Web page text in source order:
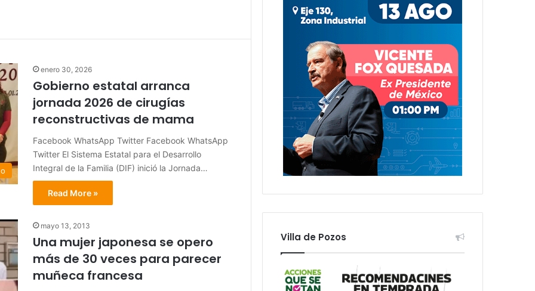
enero 30, 2026
Gobierno estatal arranca
jornada 2026 de cirugías
reconstructivas de mama
Facebook WhatsApp Twitter Facebook WhatsApp
Twitter El Sistema Estatal para el Desarrollo
Integral de la Familia (DIF) inició la Jornada…
Read More »
mayo 13, 2013
Una mujer japonesa se opero
más de 30 veces para parecer
muñeca francesa
Villa de Pozos